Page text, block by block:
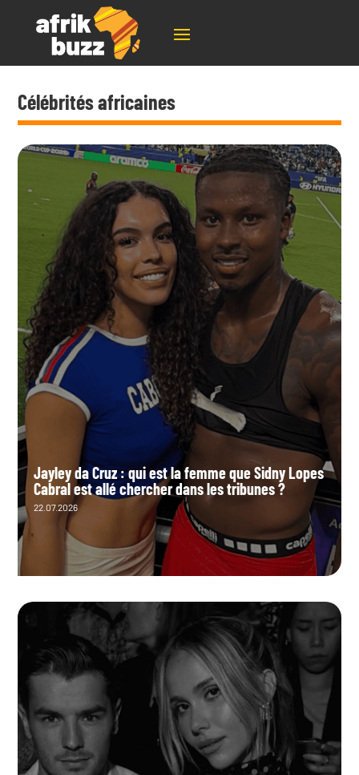
Célébrités africaines
Jayley da Cruz : qui est la femme que Sidny Lopes
Cabral est allé chercher dans les tribunes ?
22.07.2026